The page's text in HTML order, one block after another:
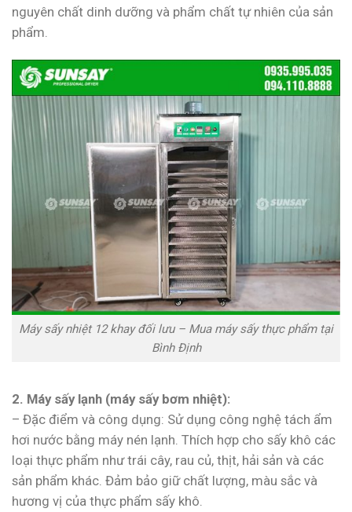
nguyên chất dinh dưỡng và phẩm chất tự nhiên của sản
phẩm.
Máy sấy nhiệt 12 khay đối lưu – Mua máy sấy thực phẩm tại
Bình Định
2. Máy sấy lạnh (máy sấy bơm nhiệt):
– Đặc điểm và công dụng: Sử dụng công nghệ tách ẩm
hơi nước bằng máy nén lạnh. Thích hợp cho sấy khô các
loại thực phẩm như trái cây, rau củ, thịt, hải sản và các
sản phẩm khác. Đảm bảo giữ chất lượng, màu sắc và
hương vị của thực phẩm sấy khô.